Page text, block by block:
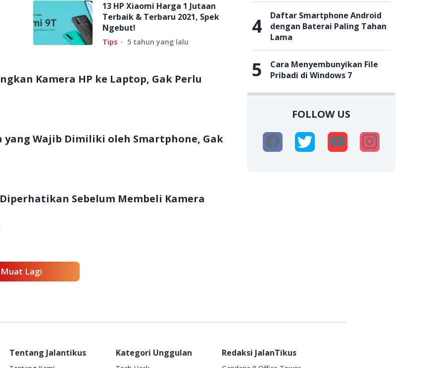
13 HP Xiaomi Harga 1 Jutaan
Terbaik & Terbaru 2021, Spek
Ngebut!
Tips 5 tahun yang lalu
Kamera HP ke Laptop, Gak Perlu
yang Wajib Dimiliki oleh Smartphone, Gak
Sebelum Membeli Kamera
Muat Lagi
4
Daftar Smartphone Android
dengan Baterai Paling Tahan
Lama
5
Cara Menyembunyikan File
Pribadi di Windows 7
FOLLOW US
Redaksi JalanTikus
Tentang Jalantikus Kategori Unggulan